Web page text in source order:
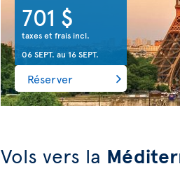
701 $
taxes et frais incl.
06 SEPT. au 16 SEPT.
Réserver
Vols vers la